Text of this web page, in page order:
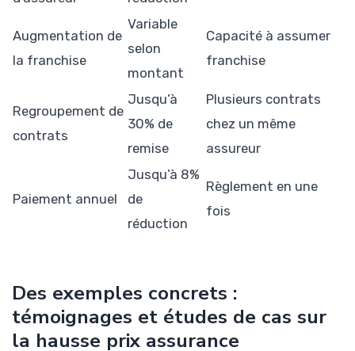
Augmentation de
la franchise
Variable
selon
montant
Capacité à assumer
franchise
Regroupement de
contrats
Jusqu’à
30% de
remise
Plusieurs contrats
chez un même
assureur
Paiement annuel
Jusqu’à 8%
de
réduction
Règlement en une
fois
Des exemples concrets :
témoignages et études de cas sur
la hausse prix assurance